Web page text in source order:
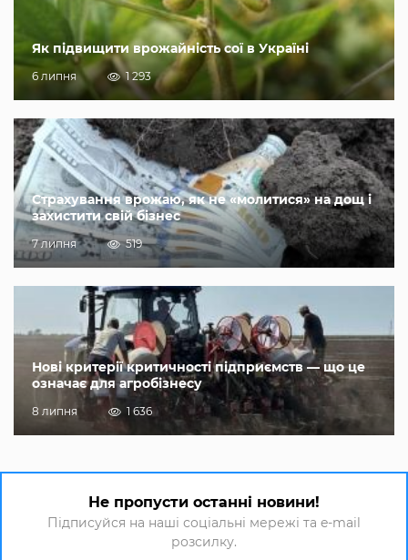
Як підвищити врожайність сої в Україні
6 липня 1 293
Страхування врожаю, як не «молитися» на дощ і
захистити свій бізнес
7 липня 519
Нові критерії критичності підприємств — що це
означає для агробізнесу
8 липня 1 636
Не пропусти останні новини!
Підписуйся на наші соціальні мережі та e-mail
розсилку.